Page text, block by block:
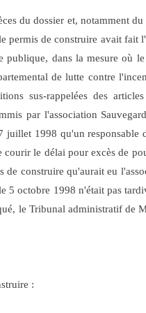
du dossier et, notamment
permis de construire avait fait
publique, dans la mesure où
de lutte contre
sus-rappelées des
par l'association
juillet 1998 qu'un
courir le délai pour excès de
de construire qu'aurait eu
5 octobre 1998 n'était pas
le Tribunal administratif de
: